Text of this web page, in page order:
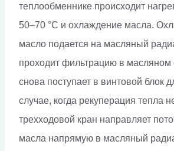
теплообменнике происходит
50–70 °С и охлаждение масла.
масло подается на масляный
проходит фильтрацию в масляном
снова поступает в винтовой блок
случае, когда рекуперация тепла
трехходовой кран направляет
масла напрямую в масляный